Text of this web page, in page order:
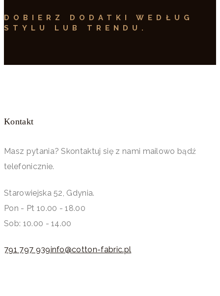
DOBIERZ DODATKI WEDŁUG
STYLU LUB TRENDU.
Kontakt
Masz pytania? Skontaktuj się z nami mailowo bądź
telefonicznie.
Starowiejska 52, Gdynia.
Pon - Pt 10.00 - 18.00
Sob: 10.00 - 14.00
791 797 939info@cotton-fabric.pl